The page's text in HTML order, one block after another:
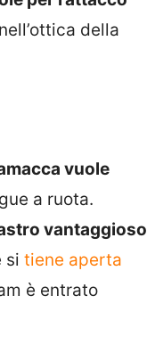
della
vuole
a ruota.
vantaggioso
si tiene aperta
è entrato